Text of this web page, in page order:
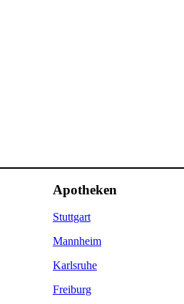
Apotheken
Stuttgart
Mannheim
Karlsruhe
Freiburg